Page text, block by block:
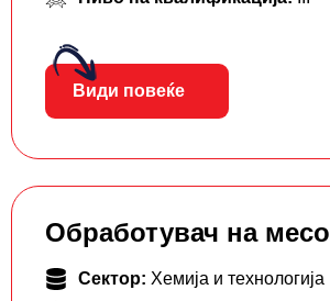
Види повеќе
Обработувач на месо
Сектор: Хемија и технологија